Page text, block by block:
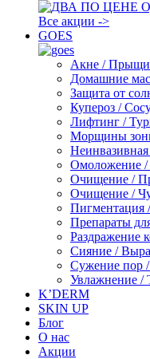
Все акции ->
GOES
Акне / Прыщи
Домашние
Защита от
Купероз /
Лифтинг /
Морщины
Омоложение /
Очищение /
Очищение /
Пигментация
Препараты
Раздражение
Сияние /
Сужение пор
Увлажнение /
K’DERM
SKIN UP
Блог
О нас
Акции